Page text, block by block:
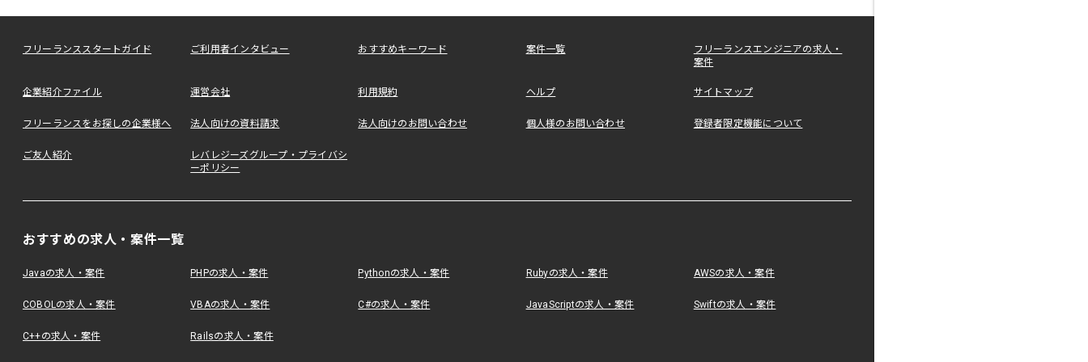
フリーランススタートガイド ご利用者インタビュー おすすめキーワード 案件一覧
フリーランスエンジニアの求人・
案件
企業紹介ファイル 運営会社 利用規約 ヘルプ サイトマップ
フリーランスをお探しの企業様へ 法人向けの資料請求 法人向けのお問い合わせ 個人様のお問い合わせ 登録者限定機能について
ご友人紹介
レバレジーズグループ・プライバシ
ーポリシー
おすすめの求人・案件一覧
Javaの求人・案件 PHPの求人・案件 Pythonの求人・案件 Rubyの求人・案件 AWSの求人・案件
COBOLの求人・案件 VBAの求人・案件 C#の求人・案件 JavaScriptの求人・案件 Swiftの求人・案件
C++の求人・案件 Railsの求人・案件